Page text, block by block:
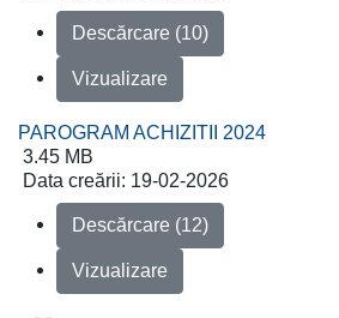
Descărcare (10)
Vizualizare
PAROGRAM ACHIZITII 2024
3.45 MB
Data creării: 19-02-2026
Descărcare (12)
Vizualizare